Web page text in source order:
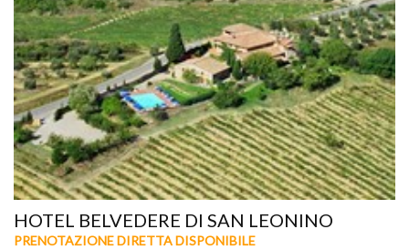
HOTEL BELVEDERE DI SAN LEONINO
PRENOTAZIONE DIRETTA DISPONIBILE